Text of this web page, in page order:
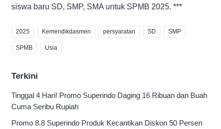
siswa baru SD, SMP, SMA untuk SPMB 2025. ***
2025 Kemendikdasmen persyaratan SD SMP
SPMB Usia
Terkini
Tinggal 4 Hari! Promo Superindo Daging 16 Ribuan dan Buah
Cuma Seribu Rupiah
Promo 8.8 Superindo Produk Kecantikan Diskon 50 Persen